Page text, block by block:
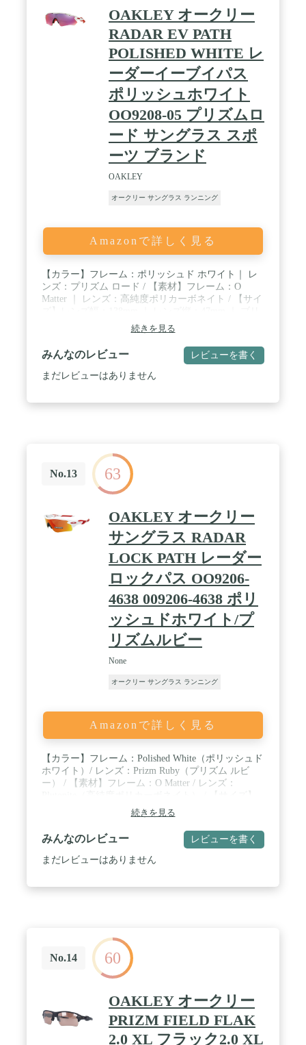
リーニングクロスが付属:Oakleyのアイウェアをきれ
いに保管するためにMircobagに梱包されています。
/ OAKLEYブランドのショップをご覧ください:商品
タイトルの上にあるOakleyのリンクをクリックし
て、Oakleyのサングラスと眼鏡の詰め合わせをすべ
て購入してください。 / ストレスに強いフレー
ム:Oakleyのストレスに強いフレームは、軽量で耐久
性があり、一日中快適で保護します。 射出成形され
た熱可塑性O-Matterフレームは、従来のアセテート
よりも強度と柔軟性を向上させ、時間の経過ととも
に変化したり変形したりしないように作られていま
す。 / UNOBTANIUMイヤーソックス&ノーズパッ
ド:Unobtaniumのイヤーソックスとノーズパッドによ
り、快適さとパフォーマンスを向上。 パッドが汗を
かいてグリップ力を高め、安全でカスタムフィット
OAKLEY オークリー
RADAR EV PATH
POLISHED WHITE レ
ーダーイーブイパス
ポリッシュホワイト
OO9208-05 プリズムロ
ード サングラス スポ
ーツ ブランド
OAKLEY
オークリー サングラス ランニング
Amazonで詳しく見る
【カラー】フレーム：ポリッシュド ホワイト｜ レ
ンズ：プリズム ロード / 【素材】フレーム：O
Matter ｜ レンズ：高純度ポリカーボネイト / 【サイ
ッジ幅：-mm ｜ フレーム幅：155mm ｜ テンプル
長：128mm / 【仕様・機能】フィッティング：レギ
ュラーフィット / 【付属品】レンズクロスポーチ ｜
交換用ノーズパッド ｜ サングラスケース
続きを見る
みんなのレビュー レビューを書く
まだレビューはありません
No.13 63
OAKLEY オークリー
サングラス RADAR
LOCK PATH レーダー
ロックパス OO9206-
4638 009206-4638 ポリ
ッシュドホワイト/プ
リズムルビー
None
オークリー サングラス ランニング
Amazonで詳しく見る
【カラー】フレーム：Polished White（ポリッシュド
ホワイト）/ レンズ：Prizm Ruby（プリズム ルビ
ー） / 【素材】フレーム：O Matter / レンズ：
レンズ幅：138mm / レンズ縦：44mm / ブリッジ
幅：-mm / フレーム幅：145mm / テンプル長：
131mm / 【仕様・機能】フィッティング：アジアン
フィット（ジャパンフィット） / 【付属品】純正レ
ンズクロスポーチ / 交換用ノーズパッド / 純正ケー
続きを見る
みんなのレビュー レビューを書く
まだレビューはありません
No.14 60
OAKLEY オークリー
PRIZM FIELD FLAK
2.0 XL フラック2.0 XL